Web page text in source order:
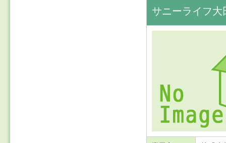
サニーライフ大